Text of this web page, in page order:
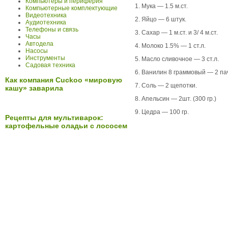
1. Мука — 1.5 м.ст.
2. Яйцо — 6 штук.
3. Сахар — 1 м.ст. и 3/ 4 м.ст.
4. Молоко 1.5% — 1 ст.л.
5. Масло сливочное — 3 ст.л.
6. Ванилин 8 граммовый — 2
7. Соль — 2 щепотки.
8. Апельсин — 2шт. (300 гр.)
9. Цедра — 100 гр.
Компьютерные комплектующие
Видеотехника
Аудиотехника
Телефоны и связь
Часы
Автодела
Насосы
Инструменты
Садовая техника
Как компания Cuckoo «мировую
кашу» заварила
Рецепты для мультиварок:
картофельные оладьи с лососем